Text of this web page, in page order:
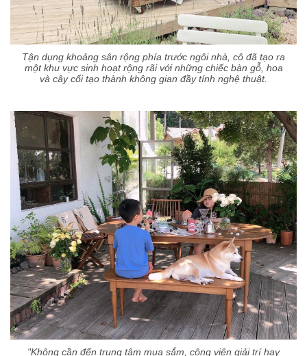
Tận dụng khoảng sân rộng phía trước ngôi nhà, cô đã tạo ra
một khu vực sinh hoạt rộng rãi với những chiếc bàn gỗ, hoa
và cây cối tạo thành không gian đầy tính nghệ thuật.
"Không cần đến trung tâm mua sắm, công viên giải trí hay